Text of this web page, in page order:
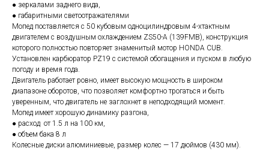
● зеркалами заднего вида,
● габаритными светоотражателями
Мопед поставляется с 50 кубовым одноцилиндровым 4-хтактным
двигателем с воздушным охлаждением ZS50-A (139FMB), конструкция
которого полностью повторяет знаменитый мотор HONDA CUB.
Установлен карбюратор PZ19 с системой обогащения и пуском в любую
погоду и время года.
Двигатель работает ровно, имеет высокую мощность в широком
диапазоне оборотов, что позволяет комфортно трогаться и быть
уверенным, что двигатель не заглохнет в неподходящий момент.
Мопед имеет хорошую динамику разгона,
● расход от 1.5 л на 100 км,
● объем бака 8 л
Колесные диски алюминиевые, размер колес — 17 дюймов (430 мм).